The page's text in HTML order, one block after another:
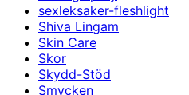
sexleksaker-fleshlight
Shiva Lingam
Skin Care
Skor
Skydd-Stöd
Smycken